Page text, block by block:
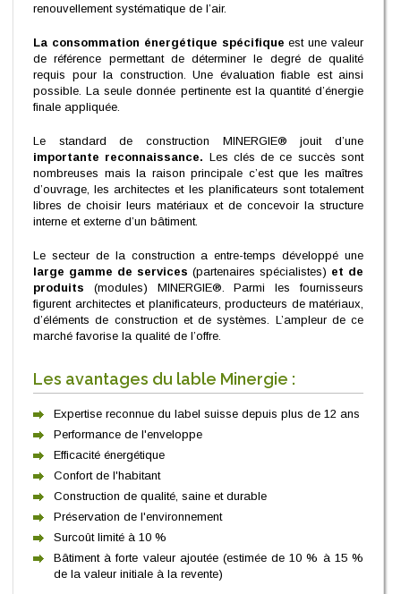
renouvellement systématique de l’air.
La consommation énergétique spécifique est une valeur
de référence permettant de déterminer le degré de qualité
requis pour la construction. Une évaluation fiable est ainsi
possible. La seule donnée pertinente est la quantité d’énergie
finale appliquée.
Le standard de construction MINERGIE® jouit d’une
importante reconnaissance. Les clés de ce succès sont
nombreuses mais la raison principale c’est que les maîtres
d’ouvrage, les architectes et les planificateurs sont totalement
libres de choisir leurs matériaux et de concevoir la structure
interne et externe d’un bâtiment.
Le secteur de la construction a entre-temps développé une
large gamme de services (partenaires spécialistes) et de
produits (modules) MINERGIE®. Parmi les fournisseurs
figurent architectes et planificateurs, producteurs de matériaux,
d’éléments de construction et de systèmes. L’ampleur de ce
marché favorise la qualité de l’offre.
Les avantages du lable Minergie :
Expertise reconnue du label suisse depuis plus de 12 ans
Performance de l'enveloppe
Efficacité énergétique
Confort de l'habitant
Construction de qualité, saine et durable
Préservation de l'environnement
Surcoût limité à 10 %
Bâtiment à forte valeur ajoutée (estimée de 10 % à 15 %
de la valeur initiale à la revente)